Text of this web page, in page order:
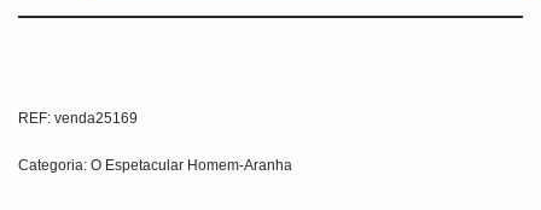
REF: venda25169
Categoria: O Espetacular Homem-Aranha